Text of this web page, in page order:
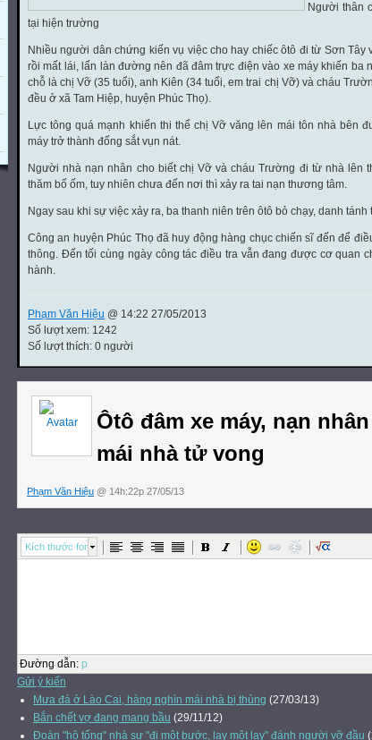
Người thân
tại hiện trường
Nhiều người dân chứng kiến vụ việc cho hay chiếc ôtô đi từ Sơn Tây
rồi mất lái, lấn làn đường nên đã đâm trực điện vào xe máy khiến ba
chỗ là chị Vỡ (35 tuổi), anh Kiên (34 tuổi, em trai chị Vỡ) và cháu
đều ở xã Tam Hiệp, huyện Phúc Thọ).
Lực tông quá mạnh khiến thi thể chị Vỡ văng lên mái tôn nhà bên
máy trở thành đống sắt vụn nát.
Người nhà nạn nhân cho biết chị Vỡ và cháu Trường đi từ nhà lên
thăm bố ốm, tuy nhiên chưa đến nơi thì xảy ra tai nạn thương tâm.
Ngay sau khi sự việc xảy ra, ba thanh niên trên ôtô bỏ chạy, danh
Công an huyện Phúc Thọ đã huy động hàng chục chiến sĩ đến để
thông. Đến tối cùng ngày công tác điều tra vẫn đang được cơ quan
hành.
Phạm Văn Hiệu @ 14:22 27/05/2013
Số lượt xem: 1242
Số lượt thích: 0 người
Ôtô đâm xe máy, nạn
mái nhà tử vong
Phạm Văn Hiệu @ 14h:22p 27/05/13
Kích thước font
Đường dẫn: p
Gửi ý kiến
Mưa đá ở Lào Cai, hàng nghìn mái nhà bị thủng (27/03/13)
Bắn chết vợ đang mang bầu (29/11/12)
Đoàn "hộ tống" nhà sư "đi một bước, lạy một lạy" đánh người vỡ đầu